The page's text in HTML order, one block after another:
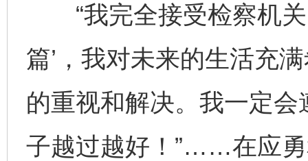
“我完全接受检察机关
篇’，我对未来的生活充
的重视和解决。我一定
子越过越好！”……在应